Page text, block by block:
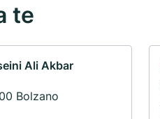
te
Ali Akbar
Bolzano